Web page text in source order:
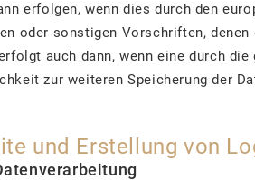
erfolgen, wenn dies durch den
oder sonstigen Vorschriften,
auch dann, wenn eine durch
zur weiteren Speicherung der
und Erstellung von